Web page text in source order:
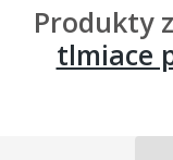
Produkty
tlmiace